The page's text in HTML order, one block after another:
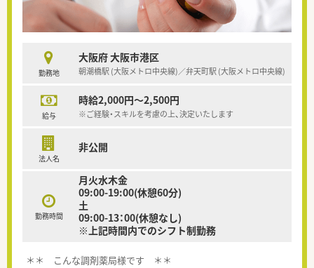
勤務地
大阪府 大阪市港区
朝潮橋駅 (大阪メトロ中央線)／弁天町駅 (大阪メトロ中央線)
給与
時給2,000円～2,500円
※ご経験・スキルを考慮の上、決定いたします
法人名
非公開
勤務時間
月火水木金
09:00-19:00(休憩60分)
土
09:00-13：00(休憩なし)
※上記時間内でのシフト制勤務
＊＊ こんな調剤薬局様です ＊＊